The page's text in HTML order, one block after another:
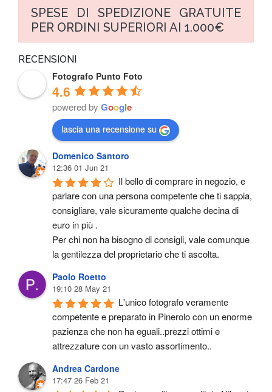
SPESE DI SPEDIZIONE GRATUITE
PER ORDINI SUPERIORI AI 1.000€
RECENSIONI
Fotografo Punto Foto
4.6
powered by Google
lascia una recensione su
Domenico Santoro
12:36 01 Jun 21
Il bello di comprare in negozio, e
parlare con una persona competente che ti sappia,
consigliare, vale sicuramente qualche decina di
euro in più .
Per chi non ha bisogno di consigli, vale comunque
la gentilezza del proprietario che ti ascolta.
Paolo Roetto
19:10 28 May 21
L'unico fotografo veramente
competente e preparato in Pinerolo con un enorme
pazienza che non ha eguali..prezzi ottimi e
attrezzature con un vasto assortimento..
Andrea Cardone
17:47 26 Feb 21